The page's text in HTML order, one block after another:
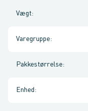
Vægt:
Varegruppe:
Pakkestørrelse:
Enhed :